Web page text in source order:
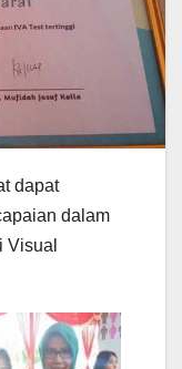
dapat
dalam
Visual